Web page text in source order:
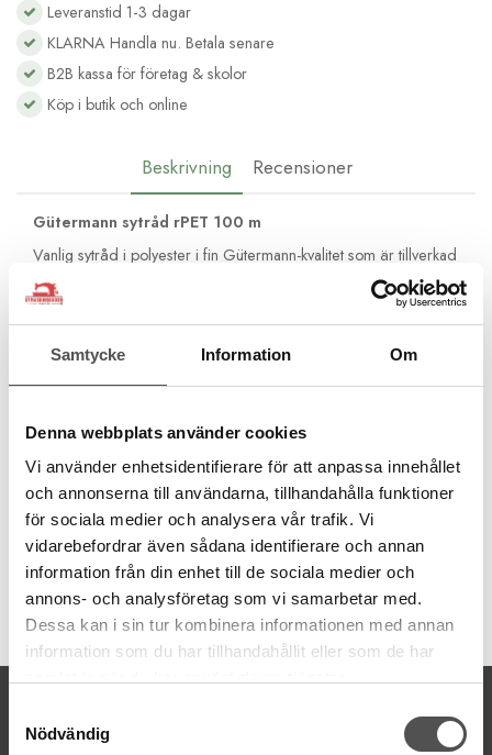
Samtycke Information Om
Denna webbplats använder cookies
Vi använder enhetsidentifierare för att anpassa innehållet
och annonserna till användarna, tillhandahålla funktioner
för sociala medier och analysera vår trafik. Vi
vidarebefordrar även sådana identifierare och annan
information från din enhet till de sociala medier och
annons- och analysföretag som vi samarbetar med.
Dessa kan i sin tur kombinera informationen med annan
information som du har tillhandahållit eller som de har
Nödvändig
Leveranstid 1-3 dagar
KLARNA Handla nu. Betala senare
B2B kassa för företag & skolor
Köp i butik och online
Beskrivning Recensioner
Gütermann sytråd rPET 100 m
Vanlig sytråd i polyester i fin Gütermann-kvalitet som är tillverkad
från återvunna PET-flaskor. Ett miljövänligt val av sytråd.
1 PET-flaska ger 1000 m tråd
Tillverkad i Tyskland
Jämn finish
Hållbar och stark
Grovlek normal Nr 100
Trådmängd 100 meter
Tvättbar95°C
Artikelnummer:
kontakt@symaskinsboden.se